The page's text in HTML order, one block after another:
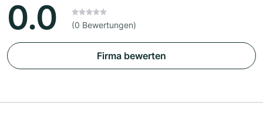
0.0 (0 Bewertungen)
Firma bewerten